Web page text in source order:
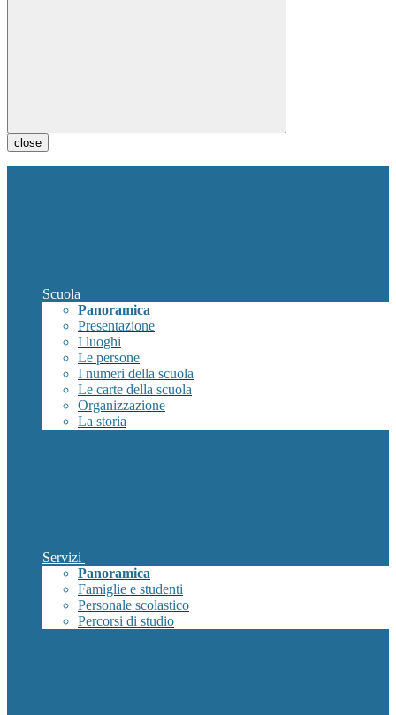
close
Scuola
Panoramica
Presentazione
I luoghi
Le persone
I numeri della scuola
Le carte della scuola
Organizzazione
La storia
Servizi
Panoramica
Famiglie e studenti
Personale scolastico
Percorsi di studio